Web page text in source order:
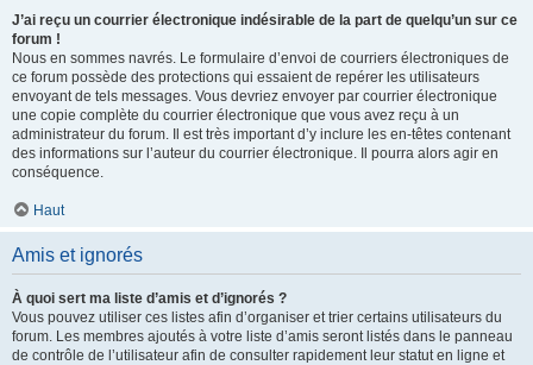
J’ai reçu un courrier électronique indésirable de la part de quelqu’un sur ce
forum !
Nous en sommes navrés. Le formulaire d’envoi de courriers électroniques de
ce forum possède des protections qui essaient de repérer les utilisateurs
envoyant de tels messages. Vous devriez envoyer par courrier électronique
une copie complète du courrier électronique que vous avez reçu à un
administrateur du forum. Il est très important d’y inclure les en-têtes contenant
des informations sur l’auteur du courrier électronique. Il pourra alors agir en
conséquence.
Haut
Amis et ignorés
À quoi sert ma liste d’amis et d’ignorés ?
Vous pouvez utiliser ces listes afin d’organiser et trier certains utilisateurs du
forum. Les membres ajoutés à votre liste d’amis seront listés dans le panneau
de contrôle de l’utilisateur afin de consulter rapidement leur statut en ligne et